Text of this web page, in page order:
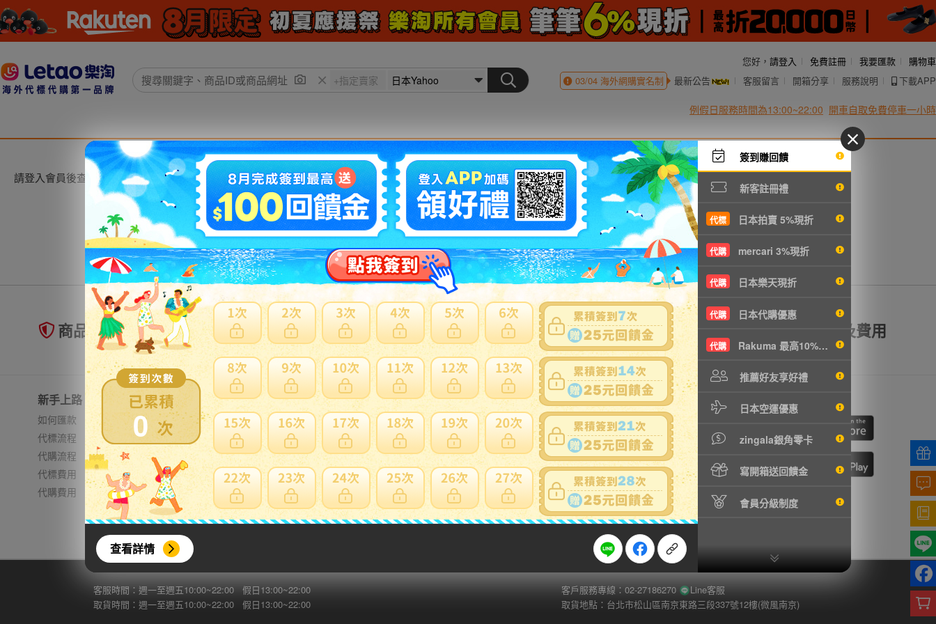
0
查看詳情
簽到賺回饋
新客註冊禮
代標 日本拍賣 5%現折
代購 mercari 3%現折
代購 日本樂天現折
代購 日本代購優惠
代購 Rakuma 最高10%現折
推薦好友享好禮
日本空運優惠
zingala銀角零卡
寫開箱送回饋金
會員分級制度
您好， 請登入 免費註冊 我要匯款
購物車
03/04海外網購實名制 最新公告 客服留言 開箱分享 服務說明 下載APP
例假日服務時間為13:00~22:00 開車自取免費停車一小時
請登入會員後查看。
會員登入
商品未到貨全額理賠 賣家寄錯全額處理 運送損壞全額理賠 全透明資訊及費用
新手上路
如何匯款
代標流程
代購流程
代標費用
代購費用
常見問題
日本郵資
無法進口
費用試算
加強包裝
支付方式
ATM
web-ATM
超商繳費( 7-11 ibon)
貨到付款
AFTEE(貨到後付款)
zingala銀角零卡
信用卡
關注我們
Facebook
Line
行動購物
客服時間：週一至週五10:00~22:00 假日13:00~22:00
取貨時間：週一至週五10:00~22:00 假日13:00~22:00
客戶服務專線：02-27186270
Line客服
取貨地點：台北市松山區南京東路三段337號12樓(微風南京)